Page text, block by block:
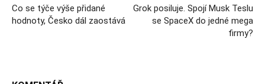
Co se týče výše přidané
hodnoty, Česko dál zaostává
Grok posiluje. Spojí Musk Teslu
se SpaceX do jedné mega
firmy?